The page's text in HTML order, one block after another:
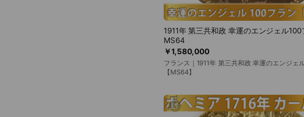
￥1,580,000
1911年 第三共和政 幸運のエンジェル100
MS64
フランス｜1911年 第三共和政 幸運のエンジェ
【MS64】